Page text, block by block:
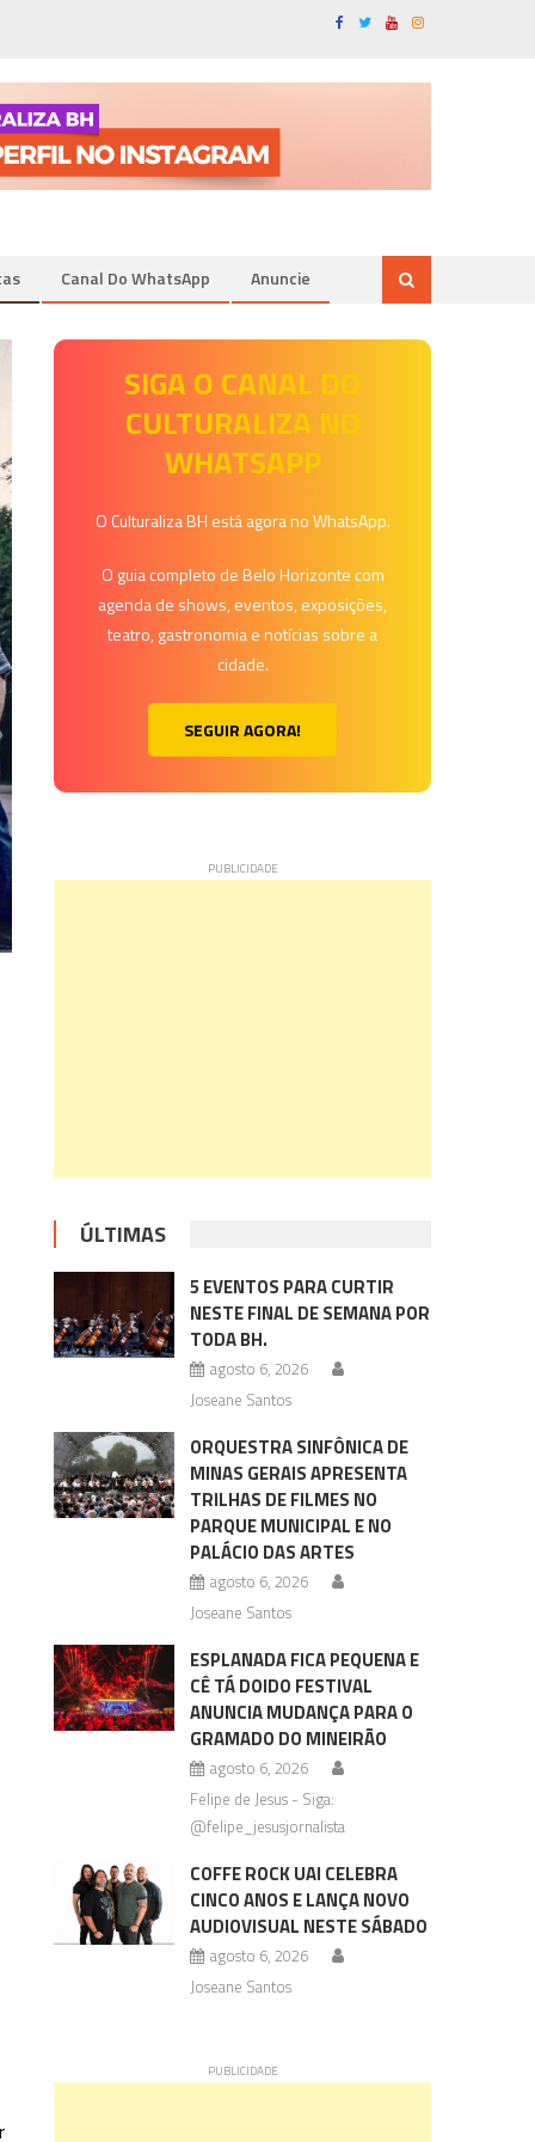
Canal Do WhatsApp Anuncie
SIGA O CANAL DO
CULTURALIZA NO
WHATSAPP
O Culturaliza BH está agora no WhatsApp.
O guia completo de Belo Horizonte com
agenda de shows, eventos, exposições,
teatro, gastronomia e notícias sobre a
cidade.
SEGUIR AGORA!
ÚLTIMAS
5 EVENTOS PARA CURTIR
NESTE FINAL DE SEMANA POR
TODA BH.
agosto 6, 2026
Joseane Santos
ORQUESTRA SINFÔNICA DE
MINAS GERAIS APRESENTA
TRILHAS DE FILMES NO
PARQUE MUNICIPAL E NO
PALÁCIO DAS ARTES
agosto 6, 2026
Joseane Santos
ESPLANADA FICA PEQUENA E
CÊ TÁ DOIDO FESTIVAL
ANUNCIA MUDANÇA PARA O
GRAMADO DO MINEIRÃO
agosto 6, 2026
Felipe de Jesus - Siga:
@felipe_jesusjornalista
COFFE ROCK UAI CELEBRA
CINCO ANOS E LANÇA NOVO
AUDIOVISUAL NESTE SÁBADO
agosto 6, 2026
Joseane Santos